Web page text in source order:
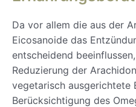
Da vor allem die aus der
Eicosanoide das
entscheidend
Reduzierung der
vegetarisch ausgerichtete
Berücksichtigung des